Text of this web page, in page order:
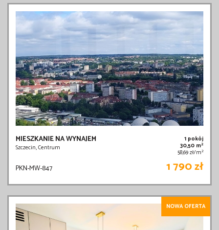
MIESZKANIE NA WYNAJEM
Szczecin, Centrum
1 pokój
30,50 m2
58,69 zł/m2
PKN-MW-847 1 790 zł
NOWA OFERTA